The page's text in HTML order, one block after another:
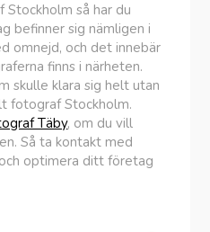
Stockholm så har du
befinner sig nämligen i
omnejd, och det innebär
finns i närheten.
skulle klara sig helt utan
fotograf Stockholm.
Täby, om du vill
Så ta kontakt med
optimera ditt företag